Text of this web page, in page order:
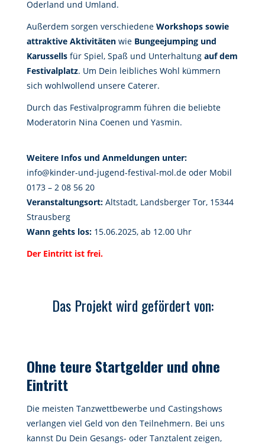
Oderland und Umland.
Außerdem sorgen verschiedene Workshops sowie
attraktive Aktivitäten wie Bungeejumping und
Karussells für Spiel, Spaß und Unterhaltung auf dem
Festivalplatz. Um Dein leibliches Wohl kümmern
sich wohlwollend unsere Caterer.
Durch das Festivalprogramm führen die beliebte
Moderatorin Nina Coenen und Yasmin.
Weitere Infos und Anmeldungen unter:
info@kinder-und-jugend-festival-mol.de oder Mobil
0173 – 2 08 56 20
Veranstaltungsort: Altstadt, Landsberger Tor, 15344
Strausberg
Wann gehts los: 15.06.2025, ab 12.00 Uhr
Der Eintritt ist frei.
Das Projekt wird gefördert von:
Ohne teure Startgelder und ohne
Eintritt
Die meisten Tanzwettbewerbe und Castingshows
verlangen viel Geld von den Teilnehmern. Bei uns
kannst Du Dein Gesangs- oder Tanztalent zeigen,